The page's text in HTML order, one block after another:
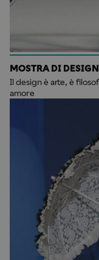
MOSTRA DI DESIGN
Il design è arte, è
amore